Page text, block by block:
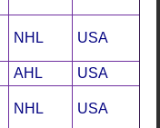
NHL USA
AHL USA
NHL USA